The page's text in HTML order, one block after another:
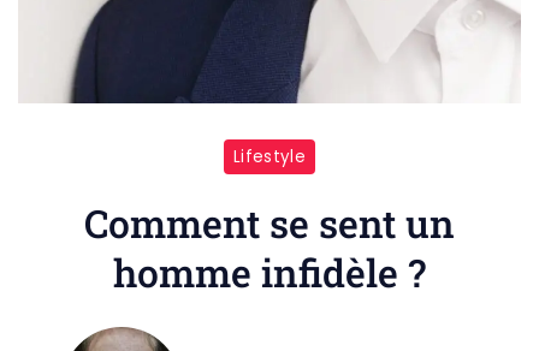
Lifestyle
Comment se sent un
homme infidèle ?